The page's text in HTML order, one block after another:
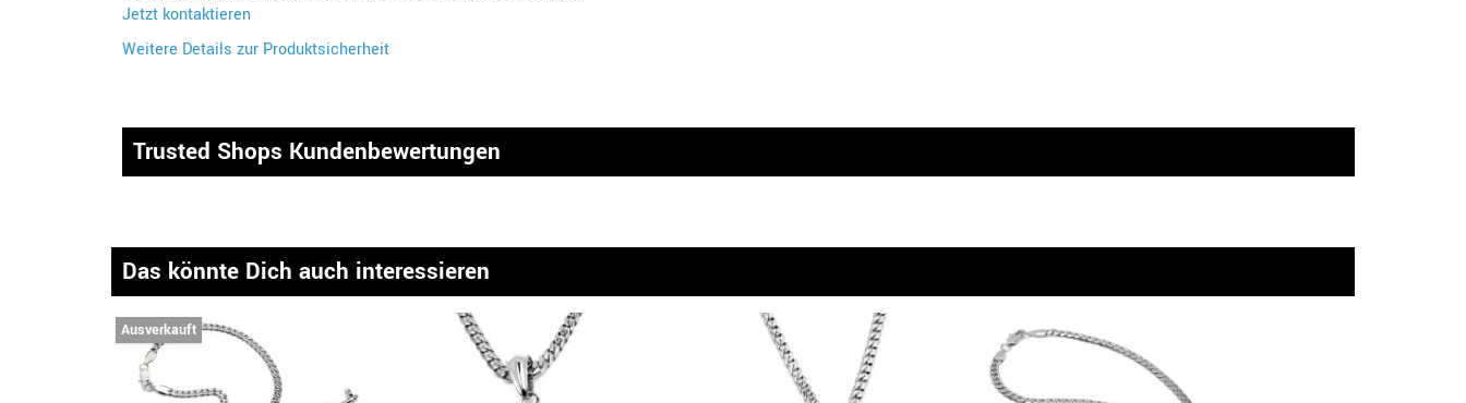
Jetzt kontaktieren
Weitere Details zur Produktsicherheit
Trusted Shops Kundenbewertungen
Das könnte Dich auch interessieren
Ausverkauft